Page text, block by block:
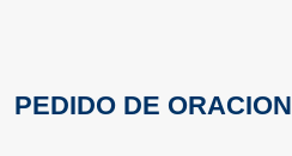
PEDIDO DE ORACION